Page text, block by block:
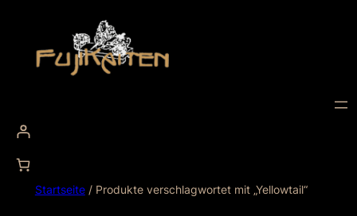
springen
Startseite/ Produkte verschlagwortet mit „Yellowtail“